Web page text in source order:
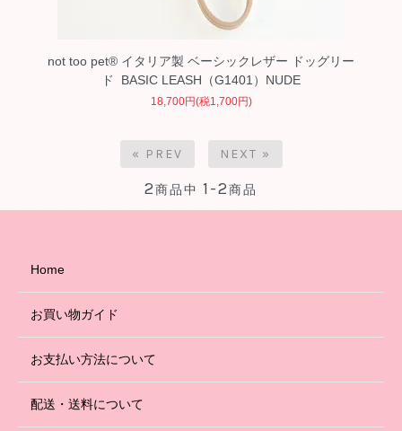
not too pet® イタリア製 ベーシックレザー ドッグリー
ド BASIC LEASH（G1401）NUDE
18,700円(税1,700円)
« PREV NEXT »
2商品中 1-2商品
Home
お買い物ガイド
お支払い方法について
配送・送料について